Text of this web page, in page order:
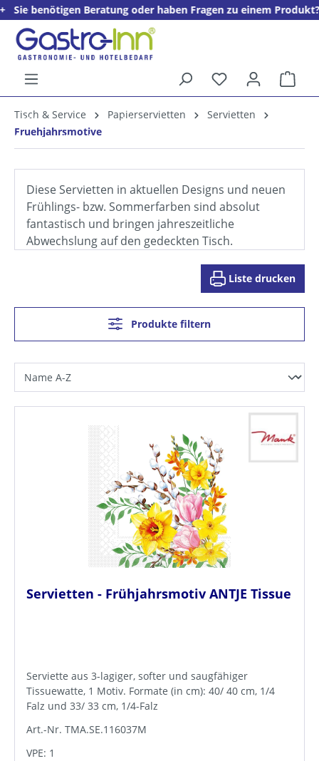
springen
Beratung oder haben Fragen zu einem Produkt? + +
Willkommens­rabatt**
für neue Kunden
Tisch & Service Papierservietten
Servietten
Fruehjahrsmotive
Diese Servietten in aktuellen Designs und neuen
Frühlings- bzw. Sommerfarben sind absolut
fantastisch und bringen jahreszeitliche
Abwechslung auf den gedeckten Tisch.
Liste drucken
Produkte filtern
Servietten - Frühjahrsmotiv ANTJE Tissue
Serviette aus 3-lagiger, softer und saugfähiger
Tissuewatte, 1 Motiv. Formate (in cm): 40/ 40 cm, 1/4
Falz und 33/ 33 cm, 1/4-Falz
Art.-Nr. TMA.SE.116037M
VPE: 1